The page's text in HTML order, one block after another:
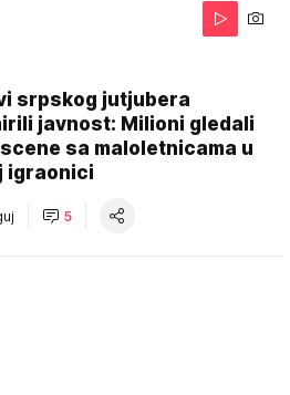
srpskog jutjubera
javnost: Milioni gledali
sa maloletnicama u
igraonici
5